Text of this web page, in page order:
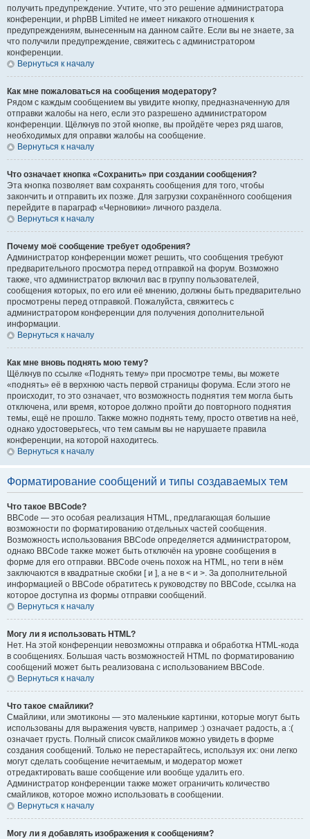
получить предупреждение. Учтите, что это решение администратора
конференции, и phpBB Limited не имеет никакого отношения к
предупреждениям, вынесенным на данном сайте. Если вы не знаете, за
что получили предупреждение, свяжитесь с администратором
конференции.
Вернуться к началу
Как мне пожаловаться на сообщения модератору?
Рядом с каждым сообщением вы увидите кнопку, предназначенную для
отправки жалобы на него, если это разрешено администратором
конференции. Щёлкнув по этой кнопке, вы пройдёте через ряд шагов,
необходимых для оправки жалобы на сообщение.
Вернуться к началу
Что означает кнопка «Сохранить» при создании сообщения?
Эта кнопка позволяет вам сохранять сообщения для того, чтобы
закончить и отправить их позже. Для загрузки сохранённого сообщения
перейдите в параграф «Черновики» личного раздела.
Вернуться к началу
Почему моё сообщение требует одобрения?
Администратор конференции может решить, что сообщения требуют
предварительного просмотра перед отправкой на форум. Возможно
также, что администратор включил вас в группу пользователей,
сообщения которых, по его или её мнению, должны быть предварительно
просмотрены перед отправкой. Пожалуйста, свяжитесь с
администратором конференции для получения дополнительной
информации.
Вернуться к началу
Как мне вновь поднять мою тему?
Щёлкнув по ссылке «Поднять тему» при просмотре темы, вы можете
«поднять» её в верхнюю часть первой страницы форума. Если этого не
происходит, то это означает, что возможность поднятия тем могла быть
отключена, или время, которое должно пройти до повторного поднятия
темы, ещё не прошло. Также можно поднять тему, просто ответив на неё,
однако удостоверьтесь, что тем самым вы не нарушаете правила
конференции, на которой находитесь.
Вернуться к началу
Форматирование сообщений и типы создаваемых тем
Что такое BBCode?
BBCode — это особая реализация HTML, предлагающая большие
возможности по форматированию отдельных частей сообщения.
Возможность использования BBCode определяется администратором,
однако BBCode также может быть отключён на уровне сообщения в
форме для его отправки. BBCode очень похож на HTML, но теги в нём
заключаются в квадратные скобки [ и ], а не в < и >. За дополнительной
информацией о BBCode обратитесь к руководству по BBCode, ссылка на
которое доступна из формы отправки сообщений.
Вернуться к началу
Могу ли я использовать HTML?
Нет. На этой конференции невозможны отправка и обработка HTML-кода
в сообщениях. Большая часть возможностей HTML по форматированию
сообщений может быть реализована с использованием BBCode.
Вернуться к началу
Что такое смайлики?
Смайлики, или эмотиконы — это маленькие картинки, которые могут быть
использованы для выражения чувств, например :) означает радость, а :(
означает грусть. Полный список смайликов можно увидеть в форме
создания сообщений. Только не перестарайтесь, используя их: они легко
могут сделать сообщение нечитаемым, и модератор может
отредактировать ваше сообщение или вообще удалить его.
Администратор конференции также может ограничить количество
смайликов, которое можно использовать в сообщении.
Вернуться к началу
Могу ли я добавлять изображения к сообщениям?